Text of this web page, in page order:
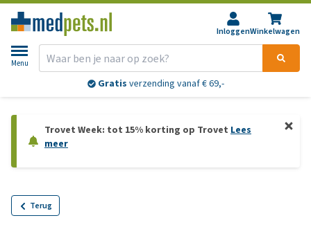
InloggenWinkelwagen
Menu
Gratis verzending vanaf € 69,-
Trovet Week: tot 15% korting op Trovet Lees
meer
Terug